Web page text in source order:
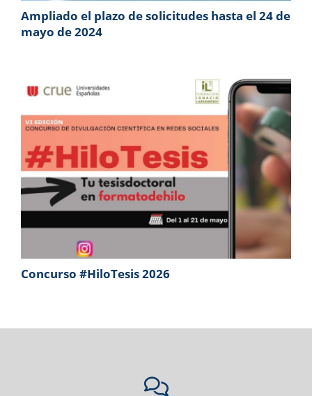
Ampliado el plazo de solicitudes hasta el 24 de
mayo de 2024
Concurso #HiloTesis 2026